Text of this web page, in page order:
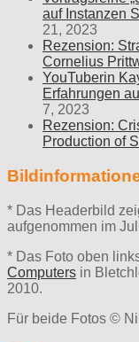
auf Instanzen
21, 2023
Rezension:
Cornelius
YouTuberin
Erfahrungen
7, 2023
Rezension:
Production of
* Das Headerbild
aufgenommen im
* Das Foto oben
Computers in
2010.
Für beide Fotos ©